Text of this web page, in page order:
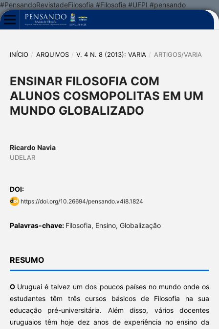
#PensandoRevistadeFilosofia #Filosofia #UFPI #pensando
INÍCIO / ARQUIVOS / V. 4 N. 8 (2013): VARIA / ARTIGOS/VARIA
ENSINAR FILOSOFIA COM
ALUNOS COSMOPOLITAS EM UM
MUNDO GLOBALIZADO
Ricardo Navia
UDELAR
DOI:
https://doi.org/10.26694/pensando.v4i8.1824
Palavras-chave: Filosofia, Ensino, Globalização
RESUMO
O Uruguai é talvez um dos poucos países no mundo onde os
estudantes têm três cursos básicos de Filosofia na sua
educação pré-universitária. Além disso, vários docentes
uruguaios têm hoje dez anos de experiência no ensino da